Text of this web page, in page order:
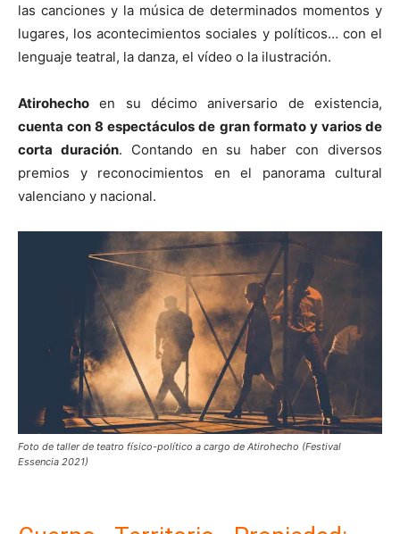
las canciones y la música de determinados momentos y
lugares, los acontecimientos sociales y políticos… con el
lenguaje teatral, la danza, el vídeo o la ilustración.
Atirohecho en su décimo aniversario de existencia,
cuenta con 8 espectáculos de gran formato y varios de
corta duración. Contando en su haber con diversos
premios y reconocimientos en el panorama cultural
valenciano y nacional.
Foto de taller de teatro físico-político a cargo de Atirohecho (Festival
Essencia 2021)